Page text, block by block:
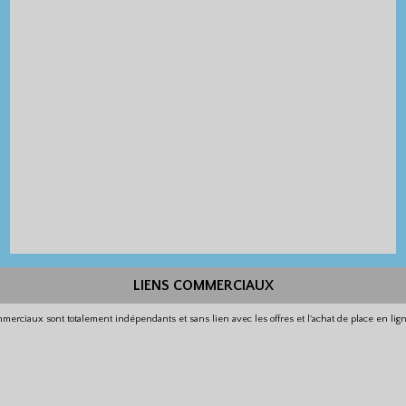
LIENS COMMERCIAUX
sont totalement indépendants et sans lien avec les offres et l'achat de place en